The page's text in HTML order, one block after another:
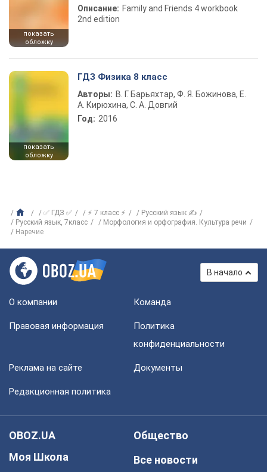
показать
обложку
Описание: Family and Friends 4 workbook
2nd edition
показать
обложку
ГДЗ Физика 8 класс
Авторы: В. Г. Барьяхтар, Ф. Я. Божинова, Е.
А. Кирюхина, С. А. Довгий
Год: 2016
✅ ГДЗ ✅ ⚡ 7 класс ⚡
Русский язык ✍
Русский язык, 7класс
Морфология и орфография. Культура речи
Наречие
В начало
О компании Команда
Правовая информация
Политика
конфиденциальности
Реклама на сайте Документы
Редакционная политика
OBOZ.UA
Моя Школа
Общество
Все новости